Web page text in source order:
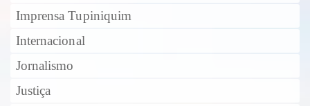
Imprensa Tupiniquim
Internacional
Jornalismo
Justiça